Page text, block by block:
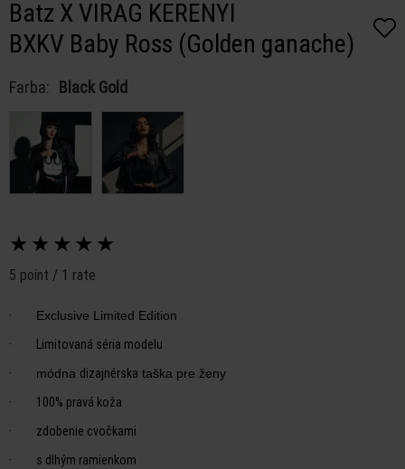
Batz X VIRAG KERENYI
BXKV Baby Ross (Golden ganache)
Farba: Black Gold
★ ★ ★ ★ ★
5 point / 1 rate
· Exclusive Limited Edition
·
Limitovaná séria modelu
·
módna dizajnérska taška pre ženy
·
100% pravá koža
·
zdobenie cvočkami
·
s dlhým ramienkom